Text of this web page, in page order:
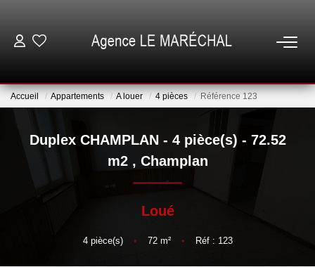
NOTRE AGENCE
GESTION
Accueil Appartements A louer 4 pièces Référence 123
Duplex CHAMPLAN - 4 pièce(s) - 72.52
m2 , Champlan
Loué
4pièce(s) • 72m² • Réf : 123